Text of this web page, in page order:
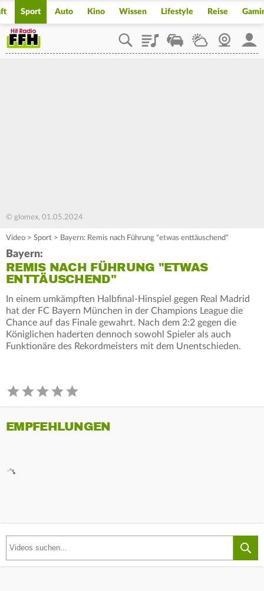
Sport Auto Kino Wissen Lifestyle Reise
PlaylistStaupilotWetterWebcam
© glomex, 01.05.2024
Video > Sport > Bayern: Remis nach Führung "etwas enttäuschend"
Bayern:
REMIS NACH FÜHRUNG "ETWAS
ENTTÄUSCHEND"
In einem umkämpften Halbfinal-Hinspiel gegen Real Madrid
hat der FC Bayern München in der Champions League die
Chance auf das Finale gewahrt. Nach dem 2:2 gegen die
Königlichen haderten dennoch sowohl Spieler als auch
Funktionäre des Rekordmeisters mit dem Unentschieden.
EMPFEHLUNGEN